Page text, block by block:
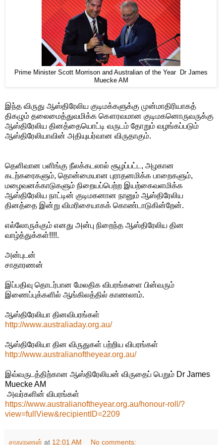
Prime Minister Scott Morrison and Australian of the Year Dr James
Muecke AM
இந்த விருது ஆஸ்திரேலிய குடிமக்களுக்கு முன்மாதிரியாகத்
திகழும் தலைமைத்துவமிக்க கௌரவமான குடிமகனொருவருக்கு
ஆஸ்திரேலிய தினத்தையொட்டி வருடம் தோறும் வழங்கப்படும்
ஆஸ்திரேலியாவின் அதியுயர்வான‌ விருதாகும்.
தெளிவான பளிங்கு நீலக்கடலால் சூழப்பட்ட, அழகான
கடற்கரைகளும், தொன்மையான புராதனமிக்க பாறைகளும்,
மழைவனக்காடுகளும் நிறையப்பெற்ற இயற்கைவளமிக்க
ஆஸ்திரேலிய நாட்டின் குடிமகனான நானும் ஆஸ்திரேலிய
தினத்தை இன்று விமரிசையாகக் கொண்டாடுகின்றேன்.
எல்லோருக்கும் எனது அன்பு நிறைந்த ஆஸ்திரேலிய தின
வாழ்த்துக்கள்!!!!.
அன்புடன்
சாதாரணன்
இப்பதிவு தொடர்பான மேலதிக விபரங்களை பின்வரும்
இணைப்புக்களில் ஆங்கிலத்தில் காணலாம்.
ஆஸ்திரேலியா தினவிபரங்கள்
http://www.australiaday.org.au/
ஆஸ்திரேலியா தின விருதுகள் பற்றிய விபரங்கள்
http://www.australianoftheyear.org.au/
இவ்வருடத்திற்கான ஆஸ்திரேலியன் விருதைப் பெறும் Dr James
Muecke AM
அவர்களின் விபரங்கள்
https://www.australianoftheyear.org.au/honour-roll/?
view=fullView&recipientID=2209
சாதாரணன் at 12:01 AM No comments: